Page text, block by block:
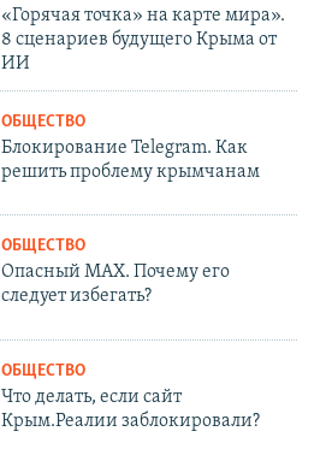
«Горячая точка» на карте мира».
8 сценариев будущего Крыма от
ИИ
ОБЩЕСТВО
Блокирование Telegram. Как
решить проблему крымчанам
ОБЩЕСТВО
Опасный MAX. Почему его
следует избегать?
ОБЩЕСТВО
Что делать, если сайт
Крым.Реалии заблокировали?